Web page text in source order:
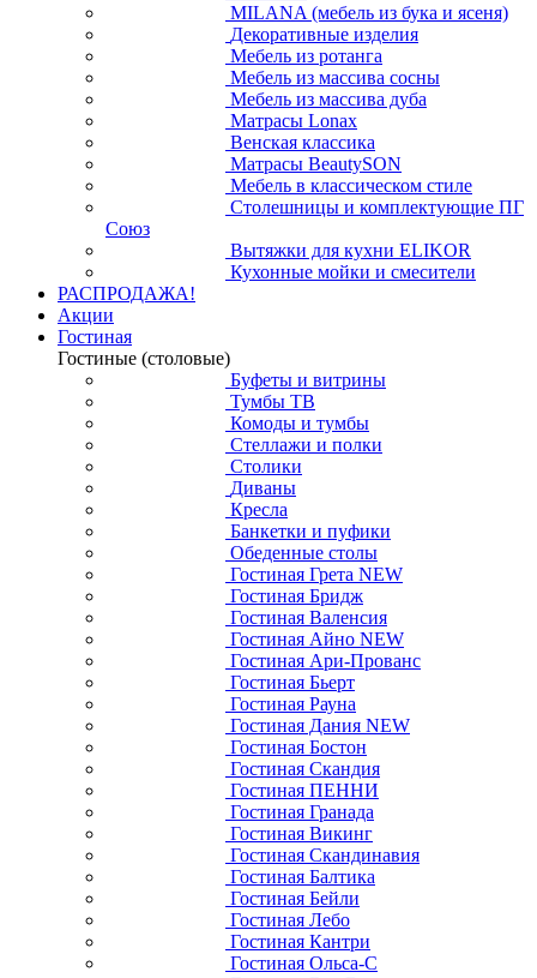
MILANA (мебель из бука и ясеня)
Декоративные изделия
Мебель из ротанга
Мебель из массива сосны
Мебель из массива дуба
Матрасы Lonax
Венская классика
Матрасы BeautySON
Мебель в классическом стиле
Столешницы и комплектующие ПГ
Союз
Вытяжки для кухни ELIKOR
Кухонные мойки и смесители
РАСПРОДАЖА!
Акции
Гостиная
Гостиные (столовые)
Буфеты и витрины
Тумбы ТВ
Комоды и тумбы
Стеллажи и полки
Столики
Диваны
Кресла
Банкетки и пуфики
Обеденные столы
Гостиная Грета NEW
Гостиная Бридж
Гостиная Валенсия
Гостиная Айно NEW
Гостиная Ари-Прованс
Гостиная Бьерт
Гостиная Рауна
Гостиная Дания NEW
Гостиная Бостон
Гостиная Скандия
Гостиная ПЕННИ
Гостиная Гранада
Гостиная Викинг
Гостиная Скандинавия
Гостиная Балтика
Гостиная Бейли
Гостиная Лебо
Гостиная Кантри
Гостиная Ольса-С